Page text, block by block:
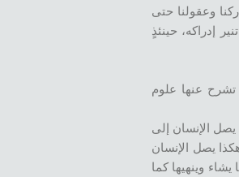
وعقولنا حتى
إدراكه، حينئذٍ
تشرح عنها علوم
يصل الإنسان إلى
يصل الإنسان
وينهيها كما